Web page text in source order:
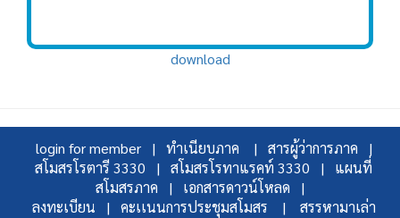
download
login for member | ทำเนียบภาค |
สารผู้ว่าการภาค |
สโมสรโรตารี 3330 |
สโมสรโรทาแรคท์ 3330 |
แผนที่
สโมสรภาค |
เอกสารดาวน์โหลด |
ลงทะเบียน |
คะเเนนการประชุมสโมสร | สรรหามาเล่า